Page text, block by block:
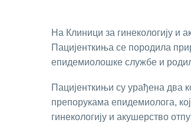
На Клиници за гинекологију и
Пацијенткиња се породила
епидемиолошке службе и
Пацијенткињи су урађена два
препорукама епидемиолога,
гинекологију и акушерство